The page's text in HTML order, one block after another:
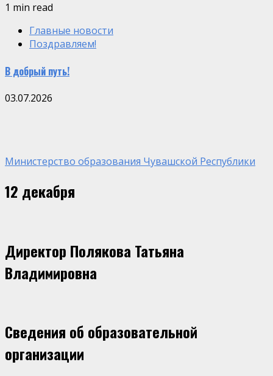
1 min read
Главные новости
Поздравляем!
В добрый путь!
03.07.2026
Министерство образования Чувашской Республики
12 декабря
Директор Полякова Татьяна
Владимировна
Сведения об образовательной
организации